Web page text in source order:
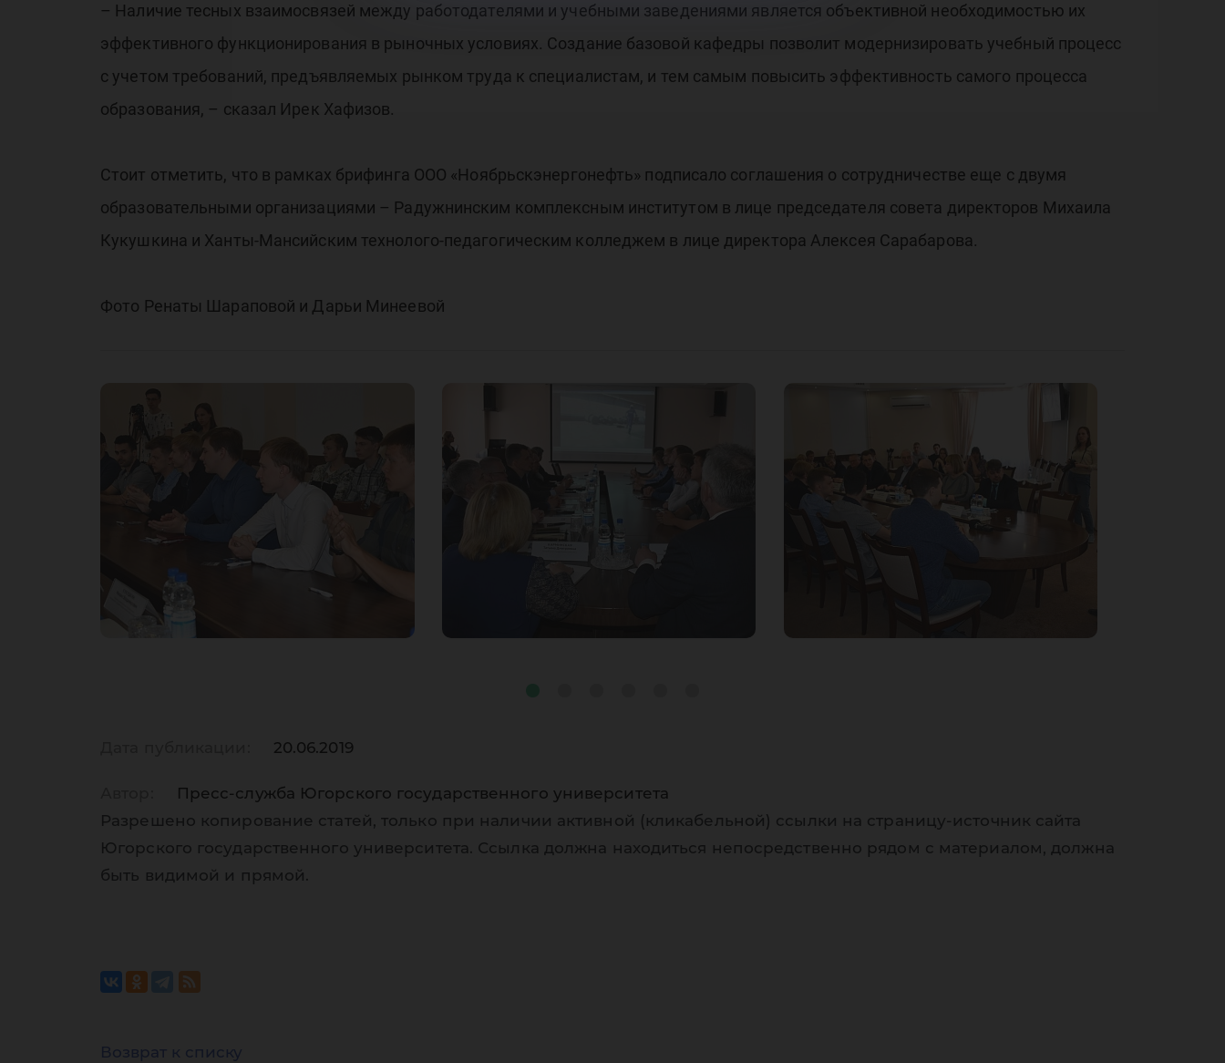
– Наличие тесных взаимосвязей между работодателями и учебными заведениями является объективной необходимостью их
эффективного функционирования в рыночных условиях. Создание базовой кафедры позволит модернизировать учебный процесс
с учетом требований, предъявляемых рынком труда к специалистам, и тем самым повысить эффективность самого процесса
образования, – сказал Ирек Хафизов.
Стоит отметить, что в рамках брифинга ООО «Ноябрьскэнергонефть» подписало соглашения о сотрудничестве еще с двумя
образовательными организациями – Радужнинским комплексным институтом в лице председателя совета директоров Михаила
Кукушкина и Ханты-Мансийским технолого-педагогическим колледжем в лице директора Алексея Сарабарова.
Фото Ренаты Шараповой и Дарьи Минеевой
20.06.2019
Пресс-служба Югорского государственного университета
Разрешено копирование статей, только при наличии активной (кликабельной) ссылки на страницу-источник сайта
Югорского государственного университета. Ссылка должна находиться непосредственно рядом с материалом, должна
быть видимой и прямой.
Возврат к списку